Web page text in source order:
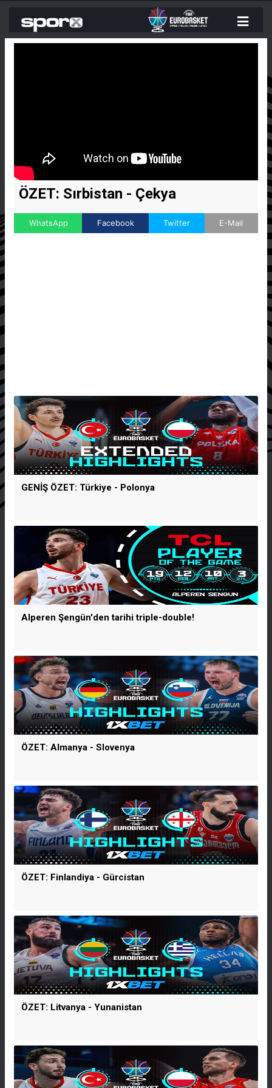
ÖZET: Sırbistan - Çekya
WhatsApp Facebook Twitter E-Mail
GENİŞ ÖZET: Türkiye - Polonya
Alperen Şengün'den tarihi triple-double!
ÖZET: Almanya - Slovenya
ÖZET: Finlandiya - Gürcistan
ÖZET: Litvanya - Yunanistan